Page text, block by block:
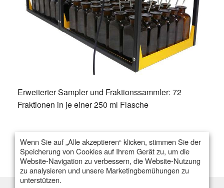
Erweiterter Sampler und Fraktionssammler: 72
Fraktionen in je einer 250 ml Flasche
Wenn Sie auf „Alle akzeptieren“ klicken, stimmen Sie der
Speicherung von Cookies auf Ihrem Gerät zu, um die
Website-Navigation zu verbessern, die Website-Nutzung
zu analysieren und unsere Marketingbemühungen zu
unterstützen.